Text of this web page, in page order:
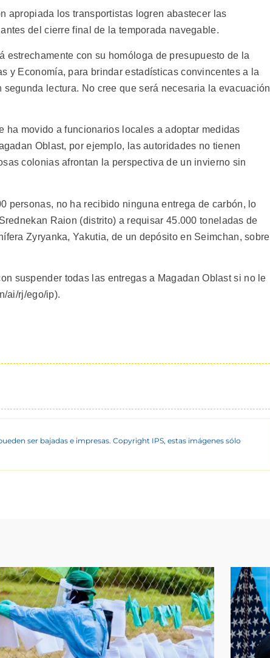
apropiada los transportistas logren abastecer las
del cierre final de la temporada navegable.
estrechamente con su homóloga de presupuesto de la
y Economía, para brindar estadísticas convincentes a la
lectura. No cree que será necesaria la evacuación
ha movido a funcionarios locales a adoptar medidas
Oblast, por ejemplo, las autoridades no tienen
colonias afrontan la perspectiva de un invierno sin
personas, no ha recibido ninguna entrega de carbón, lo
Raion (distrito) a requisar 45.000 toneladas de
Zyryanka, Yakutia, de un depósito en Seimchan, sobre
suspender todas las entregas a Magadan Oblast si no le
ai/rj/ego/ip).
ser bajadas e impresas. Copyright IPS, estas imágenes sólo